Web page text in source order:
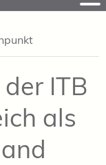
ITB
als